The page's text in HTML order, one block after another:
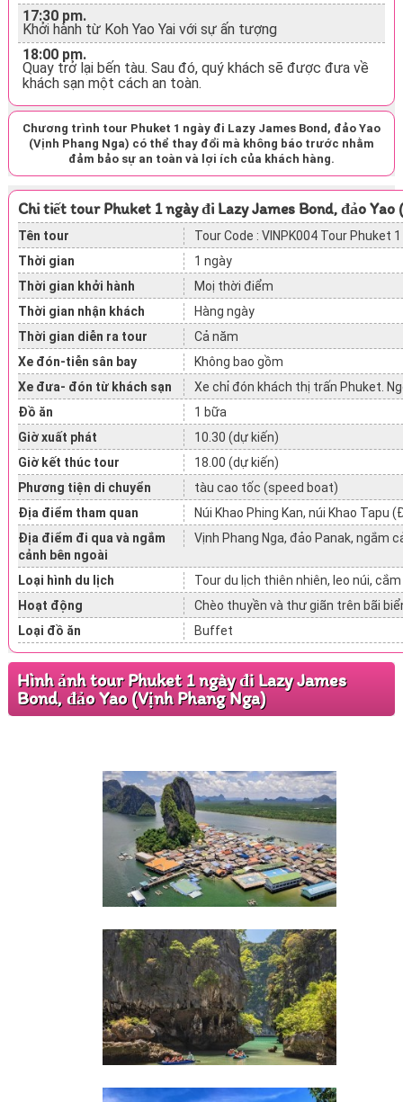
17:30 pm.
Khởi hành từ Koh Yao Yai với sự ấn tượng
18:00 pm.
Quay trở lại bến tàu. Sau đó, quý khách sẽ được đưa về
khách sạn một cách an toàn.
Chương trình tour Phuket 1 ngày đi Lazy James Bond, đảo Yao
(Vịnh Phang Nga) có thể thay đổi mà không báo trước nhằm
đảm bảo sự an toàn và lợi ích của khách hàng.
Chi tiết tour Phuket 1 ngày đi Lazy James Bond, đảo Yao
Tên tour
Tour Code : VINPK004 Tour Phuket
Thời gian
1 ngày
Thời gian khởi hành
Moị thời điểm
Thời gian nhận khách
Hàng ngày
Thời gian diễn ra tour
Cả năm
Xe đón-tiễn sân bay
Không bao gồm
Xe đưa- đón từ khách sạn
Xe chỉ đón khách thị trấn Phuket.
Đồ ăn
1 bữa
Giờ xuất phát
10.30 (dự kiến)
Giờ kết thúc tour
18.00 (dự kiến)
Phương tiện di chuyển
tàu cao tốc (speed boat)
Địa điểm tham quan
Núi Khao Phing Kan, núi Khao Tapu
Địa điểm đi qua và ngắm
cảnh bên ngoài
Vịnh Phang Nga, đảo Panak, ngắm
Loại hình du lịch
Tour du lịch thiên nhiên, leo núi,
Hoạt động
Chèo thuyền và thư giãn trên bãi
Loại đồ ăn
Buffet
Hình ảnh tour Phuket 1 ngày đi Lazy James
Bond, đảo Yao (Vịnh Phang Nga)